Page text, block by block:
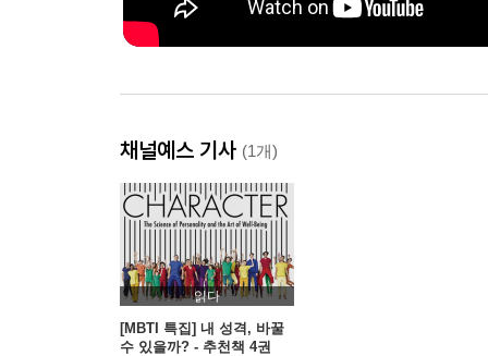
채널예스 기사 (1개)
읽다
[MBTI 특집] 내 성격, 바꿀
수 있을까? - 추천책 4권